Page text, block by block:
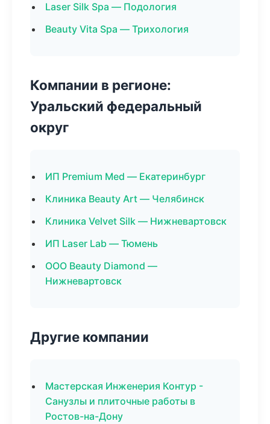
Laser Silk Spa — Подология
Beauty Vita Spa — Трихология
Компании в регионе:
Уральский федеральный
округ
ИП Premium Med — Екатеринбург
Клиника Beauty Art — Челябинск
Клиника Velvet Silk — Нижневартовск
ИП Laser Lab — Тюмень
ООО Beauty Diamond —
Нижневартовск
Другие компании
Мастерская Инженерия Контур -
Санузлы и плиточные работы в
Ростов-на-Дону